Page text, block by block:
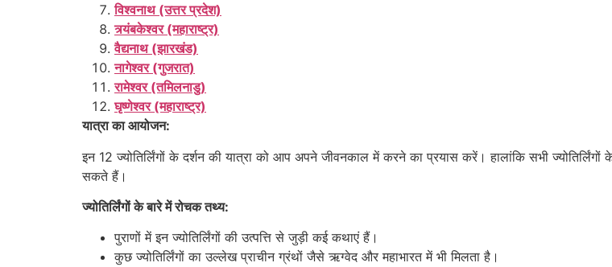
विश्वनाथ (उत्तर प्रदेश)
त्र्यंबकेश्वर (महाराष्ट्र)
वैद्यनाथ (झारखंड)
नागेश्वर (गुजरात)
रामेश्वर (तमिलनाडु)
घृष्णेश्वर (महाराष्ट्र)
यात्रा का आयोजन:
इन 12 ज्योतिर्लिंगों के दर्शन की यात्रा को आप अपने जीवनकाल में करने का प्रयास करें। हालांकि सभी
सकते हैं।
ज्योतिर्लिंगों के बारे में रोचक तथ्य:
पुराणों में इन ज्योतिर्लिंगों की उत्पत्ति से जुड़ी कई कथाएं हैं।
कुछ ज्योतिर्लिंगों का उल्लेख प्राचीन ग्रंथों जैसे ऋग्वेद और महाभारत में भी मिलता है।